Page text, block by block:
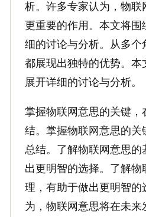
析。许多专家认为，物
更重要的作用。本文将
细的讨论与分析。从多个
都展现出独特的优势。本
展开详细的讨论与分析。
掌握物联网意思的关键，
结。掌握物联网意思的
总结。了解物联网意思的
出更明智的选择。了解物
理，有助于做出更明智的
为，物联网意思将在未来